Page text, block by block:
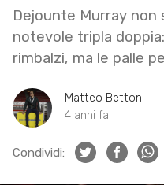
Dejounte Murray non
notevole tripla
rimbalzi, ma le palle
Matteo Bettoni
4 anni fa
Condividi: